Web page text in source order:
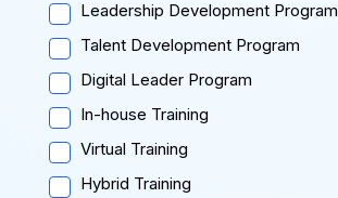
Leadership Development Program
Talent Development Program
Digital Leader Program
In-house Training
Virtual Training
Hybrid Training